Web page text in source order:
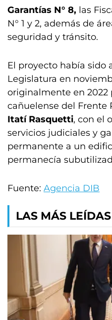
Garantías N° 8, las
N° 1 y 2, además de
seguridad y tránsito.
El proyecto había sido
Legislatura en
originalmente en 2022
cañuelense del Frente
Itatí Rasquetti, con el
servicios judiciales y
permanente a un
permanecía
Fuente: Agencia DIB
LAS MÁS LEÍDAS